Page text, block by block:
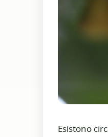
Esistono